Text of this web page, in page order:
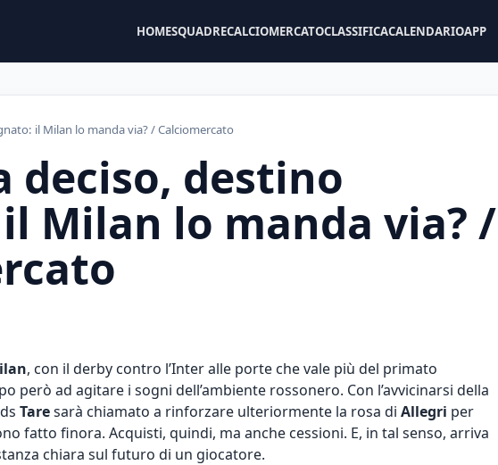
HOMESQUADRECALCIOMERCATOCLASSIFICACALENDARIOAPP
il Milan lo manda via? / Calciomercato
deciso, destino
Milan lo manda via? /
, con il derby contro l’Inter alle porte che vale più del primato
però ad agitare i sogni dell’ambiente rossonero. Con l’avvicinarsi della
Taresarà chiamato a rinforzare ulteriormente la rosa di Allegri per
fatto finora. Acquisti, quindi, ma anche cessioni. E, in tal senso, arriva
chiara sul futuro di un giocatore.